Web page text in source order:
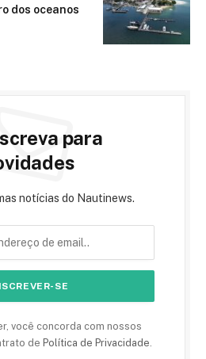
dos oceanos
para
notícias do Nautinews.
você concorda com nossos
de Política de Privacidade.